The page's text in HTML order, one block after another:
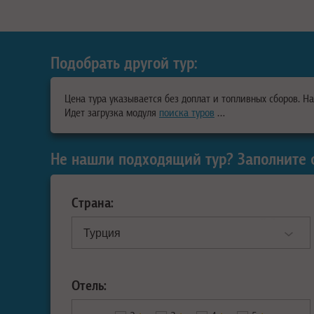
Подобрать другой тур:
Цена тура указывается без доплат и топливных сборов.
Идет загрузка модуля поиска туров …
Не нашли подходящий тур?
Страна:
Отель: